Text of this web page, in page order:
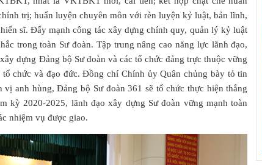
trị; huấn luyện chuyên môn với rèn luyện kỷ luật, bản lĩnh,
sĩ. Đẩy mạnh công tác xây dựng chính quy, quản lý kỷ luật
trong toàn Sư đoàn. Tập trung nâng cao năng lực lãnh đạo,
dựng Đảng bộ Sư đoàn và các tổ chức đảng trực thuộc vững
chức và đạo đức. Đồng chí Chính ủy Quân chủng bày tỏ tin
anh hùng, Đảng bộ Sư đoàn 361 sẽ tổ chức thực hiện thắng
kỳ 2020-2025, lãnh đạo xây dựng Sư đoàn vững mạnh toàn
nhiệm vụ được giao.